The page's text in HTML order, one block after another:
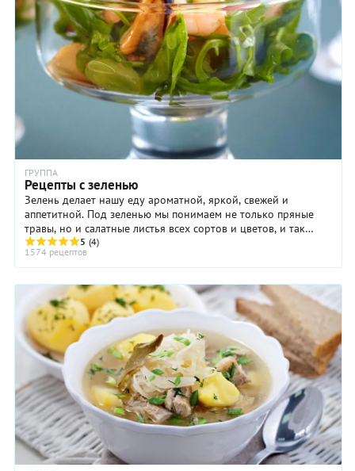
ГРУППА
Рецепты с зеленью
Зелень делает нашу еду ароматной, яркой, свежей и
аппетитной. Под зеленью мы понимаем не только пряные
травы, но и салатные листья всех сортов и цветов, и так
называемые листовые овощи: шпинат, ...
5 (4)
1574 рецептов